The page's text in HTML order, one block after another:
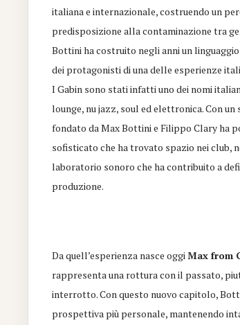
italiana e internazionale, costruendo un
predisposizione alla contaminazione tra
Bottini ha costruito negli anni un
dei protagonisti di una delle esperienze
I Gabin sono stati infatti uno dei nomi
lounge, nu jazz, soul ed elettronica. Con
fondato da Max Bottini e Filippo Clary ha
sofisticato che ha trovato spazio nei club,
laboratorio sonoro che ha contribuito a
produzione.
Da quell’esperienza nasce oggiMax from
rappresenta una rottura con il passato,
interrotto. Con questo nuovo capitolo,
prospettiva più personale, mantenendo